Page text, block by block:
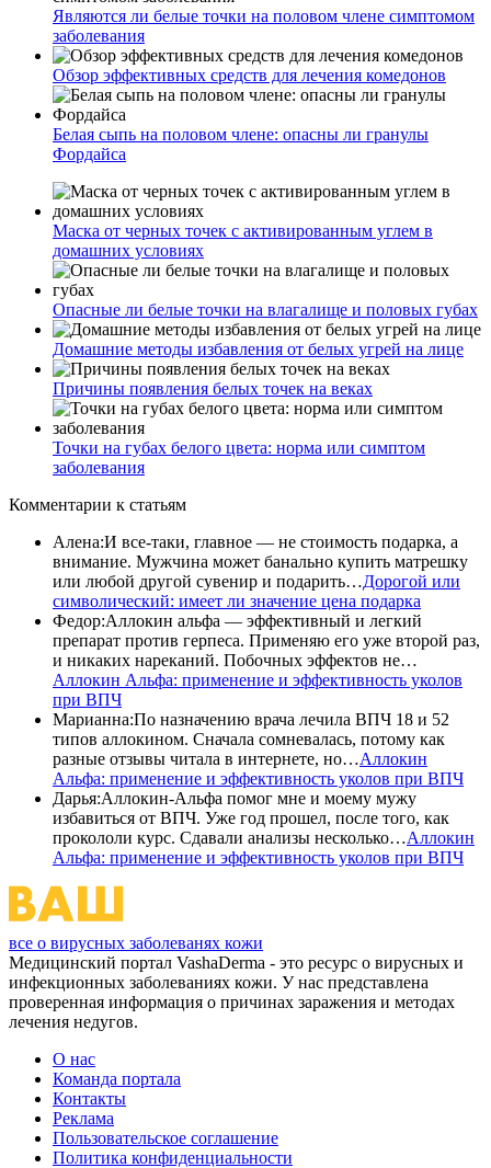
Являются ли белые точки на половом члене симптомом
заболевания
Обзор эффективных средств для лечения комедонов
Белая сыпь на половом члене: опасны ли гранулы
Фордайса
Маска от черных точек с активированным углем в
домашних условиях
Опасные ли белые точки на влагалище и половых губах
Домашние методы избавления от белых угрей на лице
Причины появления белых точек на веках
Точки на губах белого цвета: норма или симптом
заболевания
Комментарии к статьям
Алена:И все-таки, главное — не стоимость подарка, а
внимание. Мужчина может банально купить матрешку
или любой другой сувенир и подарить…Дорогой или
символический: имеет ли значение цена подарка
Федор:Аллокин альфа — эффективный и легкий
препарат против герпеса. Применяю его уже второй раз,
и никаких нареканий. Побочных эффектов не…
Аллокин Альфа: применение и эффективность уколов
при ВПЧ
Марианна:По назначению врача лечила ВПЧ 18 и 52
типов аллокином. Сначала сомневалась, потому как
разные отзывы читала в интернете, но…Аллокин
Альфа: применение и эффективность уколов при ВПЧ
Дарья:Аллокин-Альфа помог мне и моему мужу
избавиться от ВПЧ. Уже год прошел, после того, как
прокололи курс. Сдавали анализы несколько…Аллокин
Альфа: применение и эффективность уколов при ВПЧ
все о вирусных заболеванях кожи
Медицинский портал VashaDerma - это ресурс о вирусных и
инфекционных заболеваниях кожи. У нас представлена
проверенная информация о причинах заражения и методах
лечения недугов.
О нас
Команда портала
Контакты
Реклама
Пользовательское соглашение
Политика конфиденциальности